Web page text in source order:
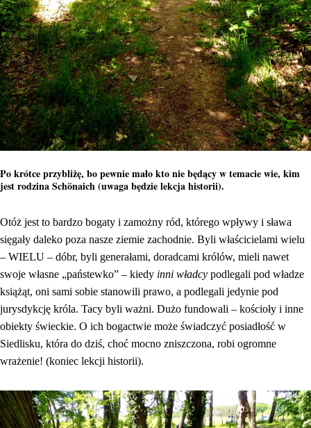
Po krótce przybliżę, bo pewnie mało kto nie będący w temacie wie, kim
jest rodzina Schönaich (uwaga będzie lekcja historii).
Otóż jest to bardzo bogaty i zamożny ród, którego wpływy i sława
sięgały daleko poza nasze ziemie zachodnie. Byli właścicielami wielu
– WIELU – dóbr, byli generałami, doradcami królów, mieli nawet
swoje własne „państewko” – kiedy inni władcy podlegali pod władze
książąt, oni sami sobie stanowili prawo, a podlegali jedynie pod
jurysdykcję króla. Tacy byli ważni. Dużo fundowali – kościoły i inne
obiekty świeckie. O ich bogactwie może świadczyć posiadłość w
Siedlisku, która do dziś, choć mocno zniszczona, robi ogromne
wrażenie! (koniec lekcji historii).